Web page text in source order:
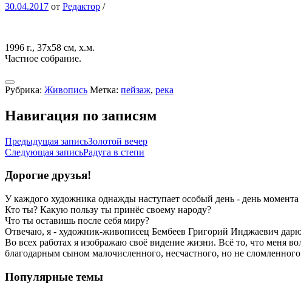
30.04.2017 от Редактор /
1996 г., 37х58 см, х.м.
Частное собрание.
Рубрика: Живопись Метка: пейзаж, река
Навигация по записям
Предыдущая записьЗолотой вечер
Следующая записьРадуга в степи
Дорогие друзья!
У каждого художника однажды наступает особый день - день
Кто ты? Какую пользу ты принёс своему народу?
Что ты оставишь после себя миру?
Отвечаю, я - художник-живописец Бембеев Григорий Инджаевич
Во всех работах я изображаю своё видение жизни. Всё то, что меня
благодарным сыном малочисленного, несчастного, но не
Популярные темы